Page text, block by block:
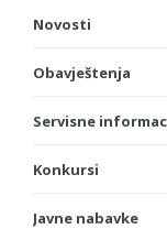
Novosti
Obavještenja
Servisne
Konkursi
Javne nabavke